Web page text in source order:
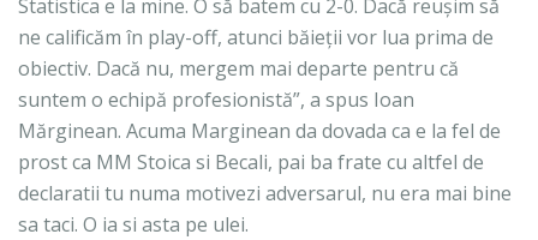
Statistica e la mine. O să batem cu 2-0. Dacă reușim să
ne calificăm în play-off, atunci băieții vor lua prima de
obiectiv. Dacă nu, mergem mai departe pentru că
suntem o echipă profesionistă”, a spus Ioan
Mărginean. Acuma Marginean da dovada ca e la fel de
prost ca MM Stoica si Becali, pai ba frate cu altfel de
declaratii tu numa motivezi adversarul, nu era mai bine
sa taci. O ia si asta pe ulei.